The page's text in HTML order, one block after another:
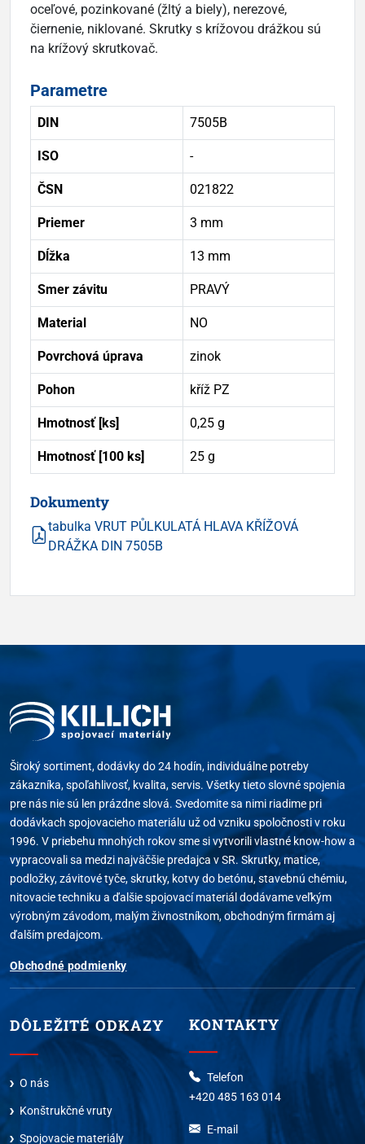
oceľové, pozinkované (žltý a biely), nerezové,
čiernenie, niklované. Skrutky s krížovou drážkou sú
na krížový skrutkovač.
Parametre
DIN 7505B
ISO -
ČSN 021822
Priemer 3 mm
Dĺžka 13 mm
Smer závitu PRAVÝ
Material NO
Povrchová úprava zinok
Pohon kříž PZ
Hmotnosť [ks] 0,25 g
Hmotnosť [100 ks] 25 g
Dokumenty
tabulka VRUT PŮLKULATÁ HLAVA KŘÍŽOVÁ
DRÁŽKA DIN 7505B
Široký sortiment, dodávky do 24 hodín, individuálne potreby
zákazníka, spoľahlivosť, kvalita, servis. Všetky tieto slovné spojenia
pre nás nie sú len prázdne slová. Svedomite sa nimi riadime pri
dodávkach spojovacieho materiálu už od vzniku spoločnosti v roku
1996. V priebehu mnohých rokov sme si vytvorili vlastné know-how a
vypracovali sa medzi najväčšie predajca v SR. Skrutky, matice,
podložky, závitové tyče, skrutky, kotvy do betónu, stavebnú chémiu,
nitovacie techniku a ďalšie spojovací materiál dodávame veľkým
výrobným závodom, malým živnostníkom, obchodným firmám aj
ďalším predajcom.
Obchodné podmienky
DÔLEŽITÉ ODKAZY
O nás
Konštrukčné vruty
Spojovacie materiály
KONTAKTY
Telefon
+420 485 163 014
E-mail